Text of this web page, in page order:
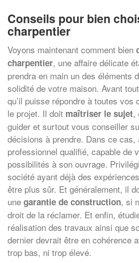
Conseils pour bien
charpentier
Voyons maintenant comment bien
charpentier, une affaire délicate
prendra en main un des éléments
solidité de votre maison. Avant
qu’il puisse répondre à toutes vos
le projet. Il doit maîtriser le sujet,
guider et surtout vous conseiller
décisions à prendre. Dans ce
professionnel qualifié, capable de
possibilités à son ouvrage.
société ayant déjà des
être plus sûr. Et généralement, il
une garantie de construction, si
droit de la réclamer. Et enfin,
réalisation des travaux ainsi que
dernier devrait être en cohérence
trop bas, ni trop élevé.